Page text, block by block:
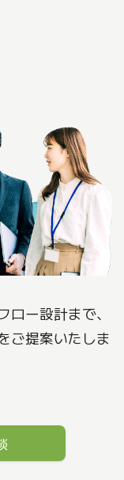
ー設計まで、
ご提案いたしま